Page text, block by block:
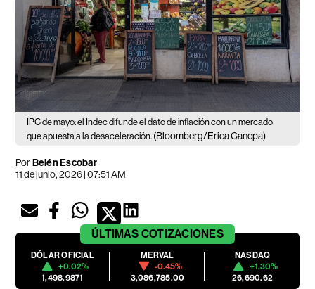
IPC de mayo: el Indec difunde el dato de inflación con un mercado
que apuesta a la desaceleración. (Bloomberg/Erica Canepa)
PorBelén Escobar
11 de junio, 2026 | 07:51 AM
ÚLTIMAS COTIZACIONES
DÓLAR OFICIAL
+0.02%
1,498.9871
MERVAL
-0.45%
3,086,785.00
NASDAQ
+1.30%
26,690.62